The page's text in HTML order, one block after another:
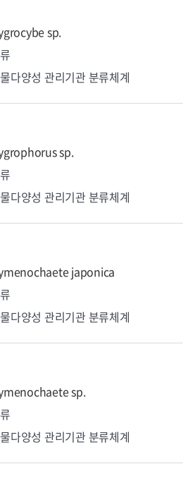
sp.
다양성 관리기관 분류체계
sp.
다양성 관리기관 분류체계
japonica
다양성 관리기관 분류체계
sp.
다양성 관리기관 분류체계